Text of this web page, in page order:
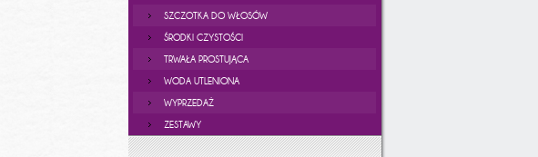
SZCZOTKA DO WŁOSÓW
ŚRODKI CZYSTOŚCI
TRWAŁA PROSTUJĄCA
WODA UTLENIONA
WYPRZEDAŻ
ZESTAWY